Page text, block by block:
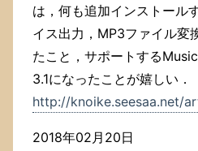
は，何も追加インストール
イス出力，MP3ファイル変
たこと，サポートする
3.1になったことが嬉しい．
http://knoike.seesaa.net/
2018年02月20日